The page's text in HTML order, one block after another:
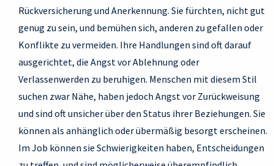
Rückversicherung und Anerkennung. Sie fürchten, nicht gut
genug zu sein, und bemühen sich, anderen zu gefallen oder
Konflikte zu vermeiden. Ihre Handlungen sind oft darauf
ausgerichtet, die Angst vor Ablehnung oder
Verlassenwerden zu beruhigen. Menschen mit diesem Stil
suchen zwar Nähe, haben jedoch Angst vor Zurückweisung
und sind oft unsicher über den Status ihrer Beziehungen. Sie
können als anhänglich oder übermäßig besorgt erscheinen.
Im Job können sie Schwierigkeiten haben, Entscheidungen